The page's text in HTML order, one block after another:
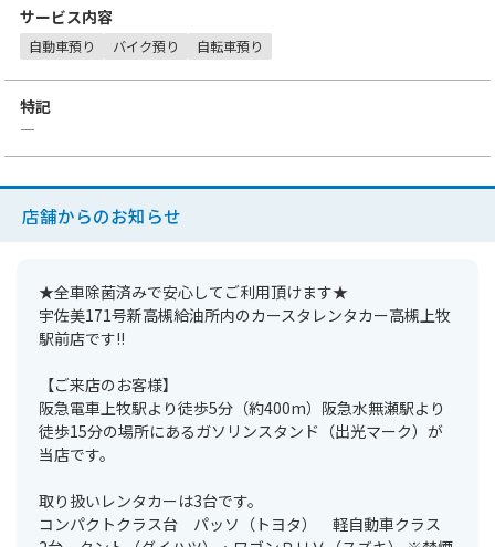
サービス内容
自動車預り バイク預り 自転車預り
特記
―
店舗からのお知らせ
★全車除菌済みで安心してご利用頂けます★
宇佐美171号新高槻給油所内のカースタレンタカー高槻上牧
駅前店です!!
【ご来店のお客様】
阪急電車上牧駅より徒歩5分（約400m）阪急水無瀬駅より
徒歩15分の場所にあるガソリンスタンド（出光マーク）が
当店です。
取り扱いレンタカーは3台です。
コンパクトクラス台 パッソ（トヨタ） 軽自動車クラス